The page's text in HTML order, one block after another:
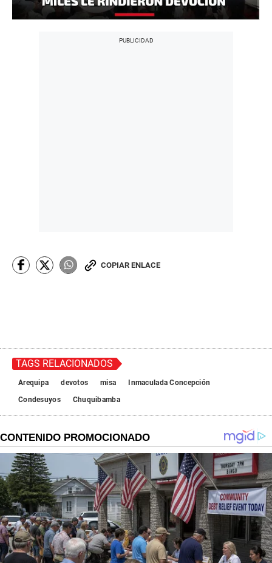
COPIAR ENLACE
TAGS RELACIONADOS
Arequipa devotos misa
Inmaculada Concepción
Condesuyos
Chuquibamba